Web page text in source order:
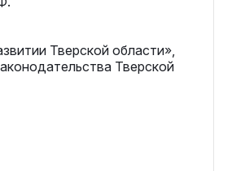
Тверской области»,
Тверской